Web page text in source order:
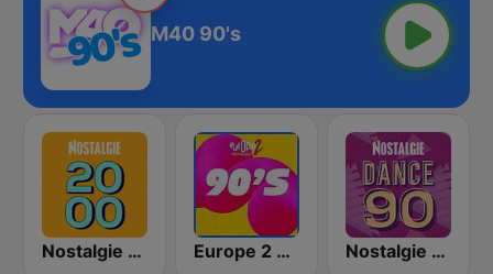
M40 90's
Nostalgie 2000 Europe 2 90's Nostalgie Dance 90